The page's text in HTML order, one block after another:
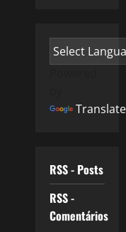
Translate
RSS - Posts
RSS -
Comentários